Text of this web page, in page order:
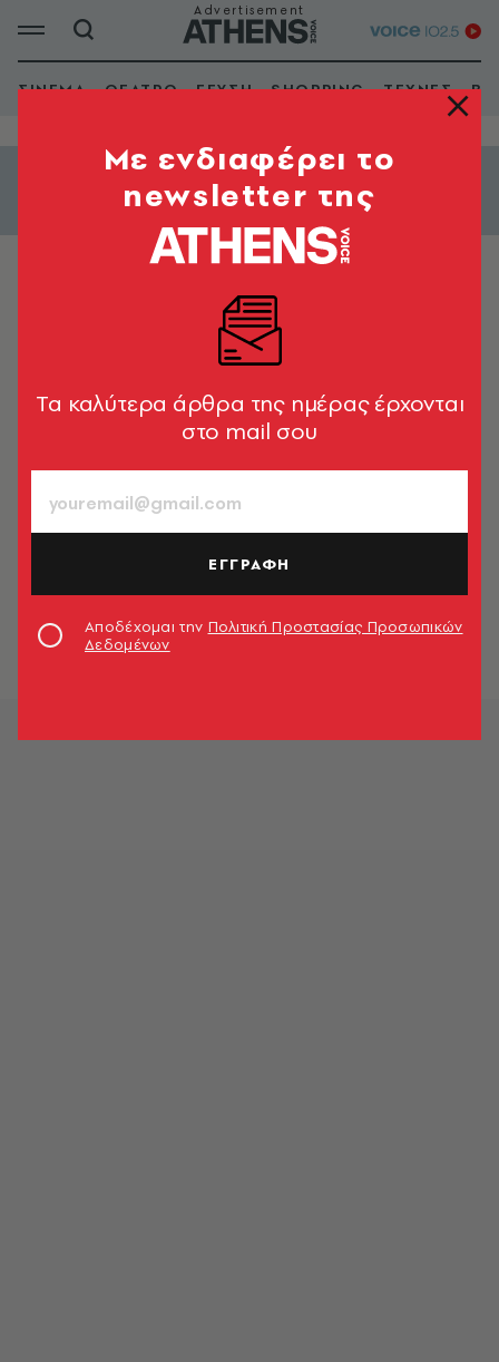
ΣΙΝΕΜΑ ΘΕΑΤΡΟ ΓΕΥΣΗ SHOPPING ΤΕΧΝΕΣ
Εμφάνιση φίλτρων
Red Jasper Cabaret Theatre
Mε ενδιαφέρει το
newsletter της
Tα καλύτερα άρθρα της ημέρας έρχονται
στο mail σου
ΕΓΓΡΑΦΗ
Αποδέχομαι την Πολιτική Προστασίας Προσωπικών
Δεδομένων